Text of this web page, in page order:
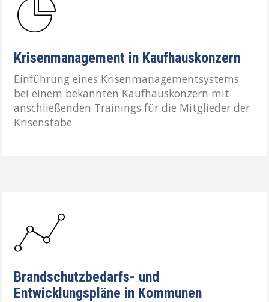
Krisenmanagement in Kaufhauskonzern
Einführung eines Krisenmanagementsystems
bei einem bekannten Kaufhauskonzern mit
anschließenden Trainings für die Mitglieder der
Krisenstäbe
Brandschutzbedarfs- und
Entwicklungspläne in Kommunen